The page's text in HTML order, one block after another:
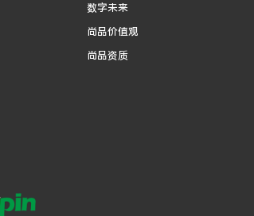
数字未来
尚品价值观
尚品资质